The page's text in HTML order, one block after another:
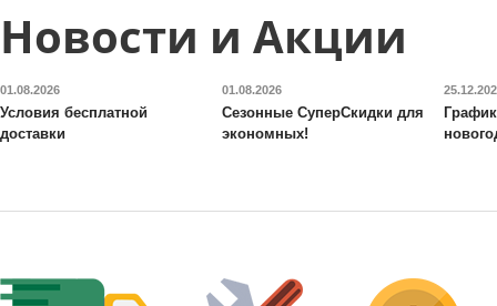
Новости и Акции
01.08.2026
Условия бесплатной
доставки
01.08.2026
Сезонные СуперСкидки для
экономных!